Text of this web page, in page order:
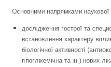
Основними напрямками наукової
дослідження гострої та
встановлення характеру
біологічної активності
гіпоглікемічна та ін.) нових